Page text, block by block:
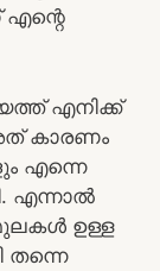
എന്റെ
എനിക്ക്
കാരണം
എന്നെ
എന്നാല്‍
ഉള്ള
തന്നെ